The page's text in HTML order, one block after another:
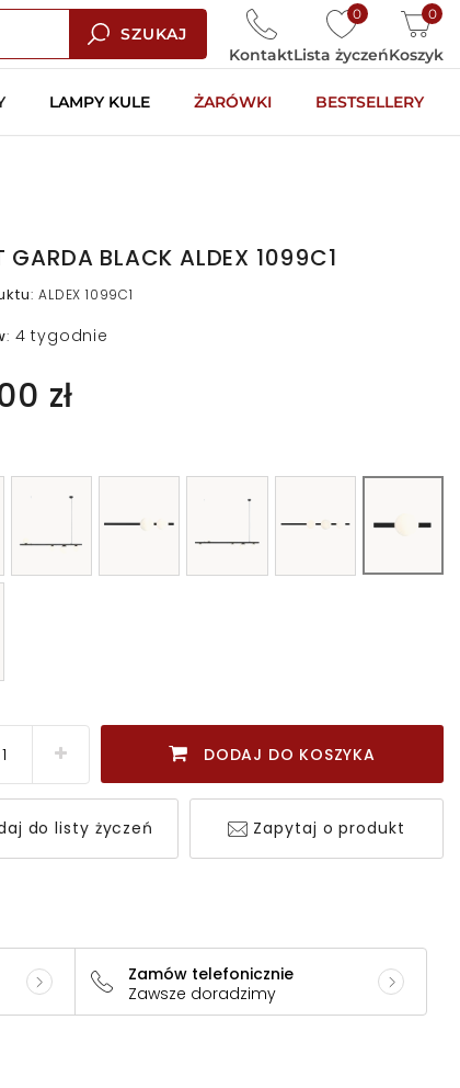
SZUKAJ
0
Lista życzeń
0
Koszyk
Kontakt
LAMPY KULE ŻARÓWKI BESTSELLERY
GARDA BLACK ALDEX 1099C1
:ALDEX 1099C1
: 4 tygodnie
zł
DODAJ DO KOSZYKA
do listy życzeń Zapytaj o produkt
Zamów telefonicznie
Zawsze doradzimy